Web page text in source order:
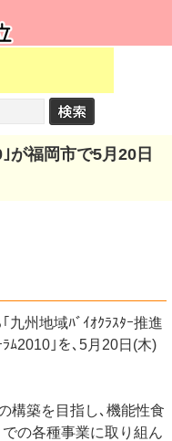
が福岡市で5月20日
州地域ﾊﾞｲｵｸﾗｽﾀｰ推進
ﾑ2010｣を､5月20日(木)
構築を目指し､機能性食
の各種事業に取り組ん